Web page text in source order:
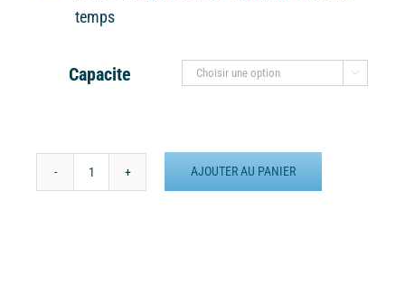
temps
Capacite 
quantité
AJOUTER AU PANIER